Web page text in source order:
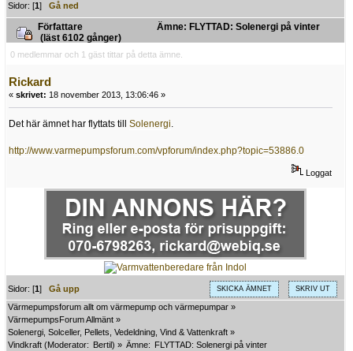
Sidor: [1]Gå ned
Författare
Ämne: FLYTTAD: Solenergi på vinter
(läst 6102 gånger)
0 medlemmar och 1 gäst tittar på detta ämne.
Rickard
« skrivet: 18 november 2013, 13:06:46 »
Det här ämnet har flyttats till Solenergi.
http://www.varmepumpsforum.com/vpforum/index.php?topic=53886.0
Loggat
SKICKA ÄMNET SKRIV UT
Sidor: [1]Gå upp
Värmepumpsforum allt om värmepump och värmepumpar »
VärmepumpsForum Allmänt »
Solenergi, Solceller, Pellets, Vedeldning, Vind & Vattenkraft »
Vindkraft (Moderator: Bertil) » Ämne: FLYTTAD: Solenergi på vinter